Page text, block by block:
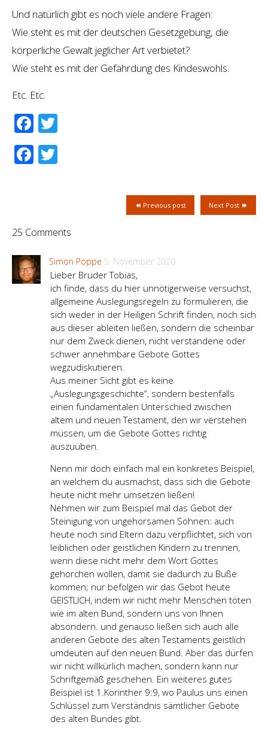
Und natürlich gibt es noch viele andere Fragen:
Wie steht es mit der deutschen Gesetzgebung, die
körperliche Gewalt jeglicher Art verbietet?
Wie steht es mit der Gefährdung des Kindeswohls.
Etc. Etc.
Facebook
Facebook
Next Post
Previous post
25 Comments
Simon Poppe 5. November 2020
Lieber Bruder Tobias,
ich finde, dass du hier unnötigerweise versuchst,
allgemeine Auslegungsregeln zu formulieren, die
sich weder in der Heiligen Schrift finden, noch sich
aus dieser ableiten ließen, sondern die scheinbar
nur dem Zweck dienen, nicht verstandene oder
schwer annehmbare Gebote Gottes
wegzudiskutieren.
Aus meiner Sicht gibt es keine
„Auslegungsgeschichte“, sondern bestenfalls
einen fundamentalen Unterschied zwischen
altem und neuen Testament, den wir verstehen
müssen, um die Gebote Gottes richtig
auszuüben.
Nenn mir doch einfach mal ein konkretes Beispiel,
an welchem du ausmachst, dass sich die Gebote
heute nicht mehr umsetzen ließen!
Nehmen wir zum Beispiel mal das Gebot der
Steinigung von ungehorsamen Söhnen: auch
heute noch sind Eltern dazu verpflichtet, sich von
leiblichen oder geistlichen Kindern zu trennen,
wenn diese nicht mehr dem Wort Gottes
gehorchen wollen, damit sie dadurch zu Buße
kommen; nur befolgen wir das Gebot heute
GEISTLICH, indem wir nicht mehr Menschen töten
wie im alten Bund, sondern uns von Ihnen
absondern. und genauso ließen sich auch alle
anderen Gebote des alten Testaments geistlich
umdeuten auf den neuen Bund. Aber das dürfen
wir nicht willkürlich machen, sondern kann nur
Schriftgemäß geschehen. Ein weiteres gutes
Beispiel ist 1.Korinther 9:9, wo Paulus uns einen
Schlüssel zum Verständnis sämtlicher Gebote
des alten Bundes gibt.